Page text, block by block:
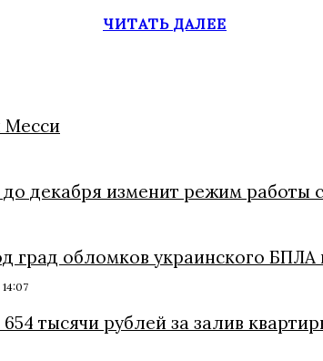
ЧИТАТЬ ДАЛЕЕ
Месси
декабря изменит режим работы
град обломков украинского
тысячи рублей за залив